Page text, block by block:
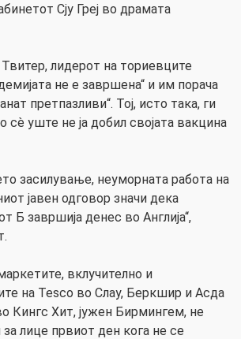
Сју Греј во драмата
лидерот на ториевците
не е завршена“ и им порача
претпазливи“. Тој, исто така, ги
сè уште не ја добил својата вакцина
засилување, неуморната работа на
јавен одговор значи дека
Б завршија денес во Англија“,
вклучително и
на Tesco во Слау, Беркшир и Асда
Кингс Хит, јужен Бирмингем, не
лице првиот ден кога не се